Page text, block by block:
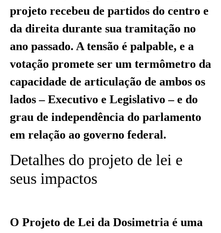
projeto recebeu de partidos do centro e
da direita durante sua tramitação no
ano passado. A tensão é palpable, e a
votação promete ser um termômetro da
capacidade de articulação de ambos os
lados – Executivo e Legislativo – e do
grau de independência do parlamento
em relação ao governo federal.
Detalhes do projeto de lei e
seus impactos
O Projeto de Lei da Dosimetria é uma